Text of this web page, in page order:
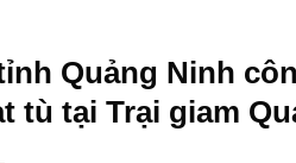
Quảng Ninh
tù tại Trại giam